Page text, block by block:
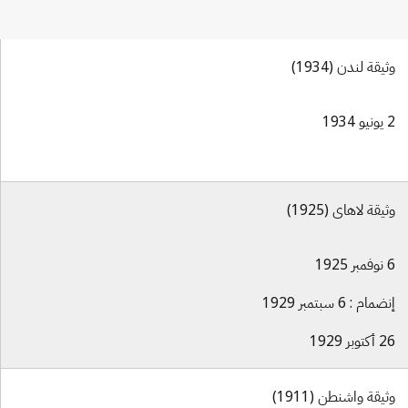
وثيقة لندن (1934)
2 يونيو 1934
وثيقة لاهاي (1925)
6 نوفمبر 1925
إنضمام : 6 سبتمبر 1929
26 أكتوبر 1929
وثيقة واشنطن (1911)